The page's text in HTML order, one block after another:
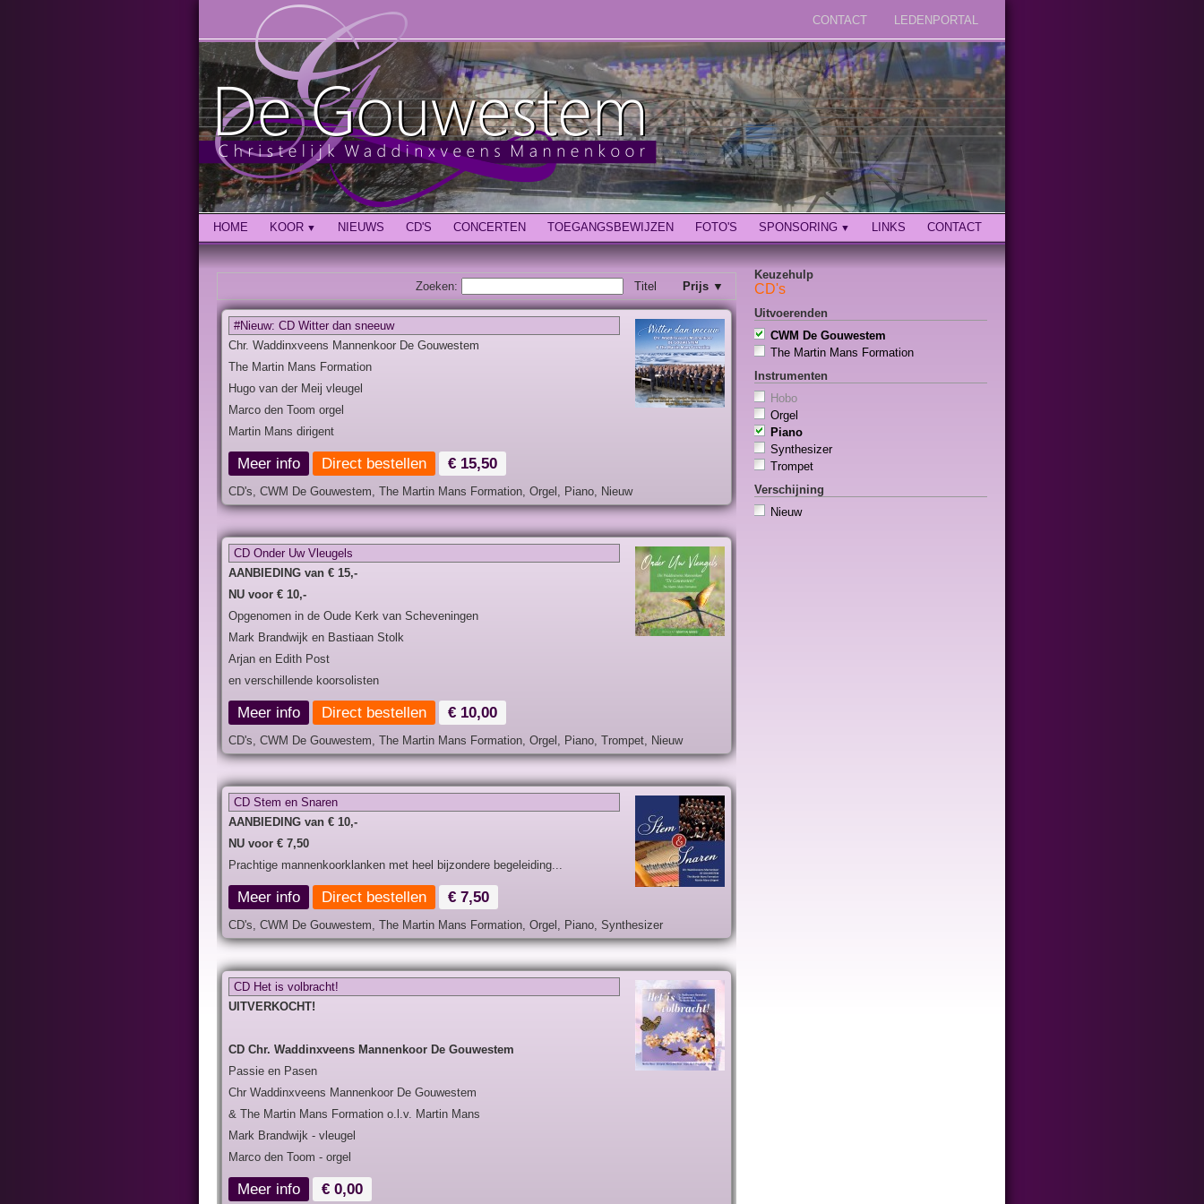
CONTACT LEDENPORTAL
HOME KOOR NIEUWS CD'S CONCERTEN TOEGANGSBEWIJZEN FOTO'S SPONSORING LINKS CONTACT
Zoeken: Titel Prijs ▼
#Nieuw: CD Witter dan sneeuw
Chr. Waddinxveens Mannenkoor De Gouwestem
The Martin Mans Formation
Hugo van der Meij vleugel
Marco den Toom orgel
Martin Mans dirigent
Meer info Direct bestellen € 15,50
CD's, CWM De Gouwestem, The Martin Mans Formation, Orgel, Piano, Nieuw
CD Onder Uw Vleugels
AANBIEDING van € 15,-
NU voor € 10,-
Opgenomen in de Oude Kerk van Scheveningen
Mark Brandwijk en Bastiaan Stolk
Arjan en Edith Post
en verschillende koorsolisten
Meer info Direct bestellen € 10,00
CD's, CWM De Gouwestem, The Martin Mans Formation, Orgel, Piano, Trompet, Nieuw
CD Stem en Snaren
AANBIEDING van € 10,-
NU voor € 7,50
Prachtige mannenkoorklanken met heel bijzondere begeleiding...
Meer info Direct bestellen € 7,50
CD's, CWM De Gouwestem, The Martin Mans Formation, Orgel, Piano, Synthesizer
CD Het is volbracht!
UITVERKOCHT!
CD Chr. Waddinxveens Mannenkoor De Gouwestem
Passie en Pasen
Chr Waddinxveens Mannenkoor De Gouwestem
& The Martin Mans Formation o.l.v. Martin Mans
Mark Brandwijk - vleugel
Marco den Toom - orgel
Meer info € 0,00
Keuzehulp
CD's
Uitvoerenden
CWM De Gouwestem
The Martin Mans Formation
Instrumenten
Hobo
Orgel
Piano
Synthesizer
Trompet
Verschijning
Nieuw